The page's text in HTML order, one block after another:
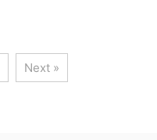
Next »